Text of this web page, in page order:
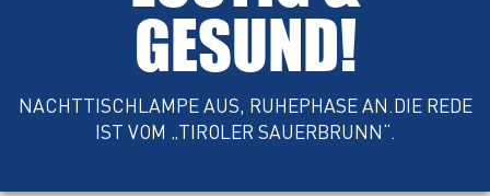
GESUND!
NACHTTISCHLAMPE AUS, RUHEPHASE AN.DIE REDE
IST VOM „TIROLER SAUERBRUNN“.